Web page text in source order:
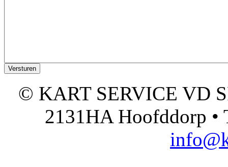
© KART SERVICE VD
2131HA Hoofddorp •